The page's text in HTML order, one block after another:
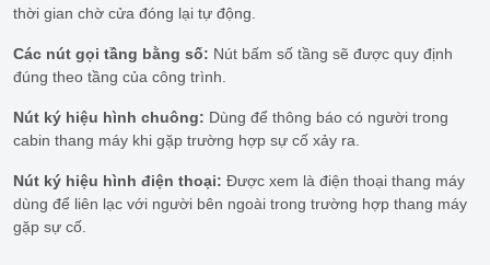
thời gian chờ cửa đóng lại tự động.
Các nút gọi tầng bằng số: Nút bấm số tầng sẽ được quy định
đúng theo tầng của công trình.
Nút ký hiệu hình chuông: Dùng để thông báo có người trong
cabin thang máy khi gặp trường hợp sự cố xảy ra.
Nút ký hiệu hình điện thoại: Được xem là điện thoại thang máy
dùng để liên lạc với người bên ngoài trong trường hợp thang máy
gặp sự cố.